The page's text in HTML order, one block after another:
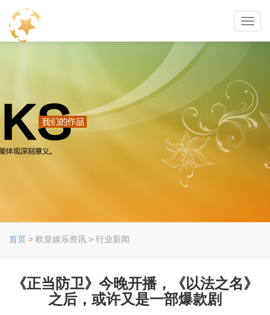
首页 > 欧皇娱乐资讯 > 行业新闻
《正当防卫》今晚开播，《以法之名》
之后，或许又是一部爆款剧